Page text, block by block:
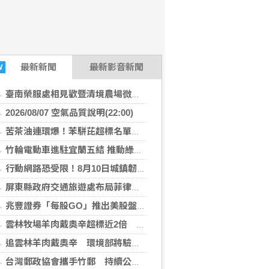
最新新聞 最新影音新聞
臺南榮服處相見歡暨清境農場微旅行 幸福小榮眷圓滿築夢
2026/08/07 空氣品質說明(22:00)
苦茶油連環爆！苯駢芘超標名單再增2款 官方急令全面下架
竹輪電動車進駐宜蘭五結 推動綠能永續及高齡關懷
行動網路恐受限！8月10日城鎮韌性演習 北港警籲民眾快準備
屏東縣政府交通旅遊處布局菲律賓觀光市場 拜會航空公司與旅遊巨頭共拓國際客源
兆豐證券「每股GO」推出美股盤前交易 下午4點搶先布局
雲林牧場羊肉戴奧辛超標近2倍 問題羊全數撲殺、環境部追查牧草來源
追雲林羊肉戴奧辛 環境部將驗牧草生長處環境介質
台灣郵政協會攜手竹郵 持續公益關懷暨改善獨居長者居住環境傳遞溫暖愛心